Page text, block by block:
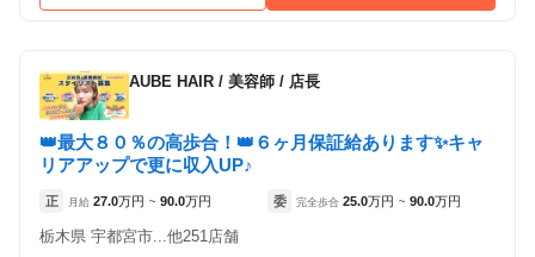
AUBE HAIR / 美容師 / 店長
👑最大８０％の高歩合！👑６ヶ月保証給あります✨キャ
リアアップで更に収入UP♪
正 月給 27.0万円 ~ 90.0万円 委 完全歩合 25.0万円 ~ 90.0万円
栃木県 宇都宮市...他251店舗